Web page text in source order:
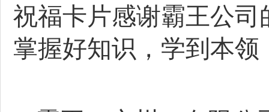
祝福卡片感谢霸王公
掌握好知识，学到本